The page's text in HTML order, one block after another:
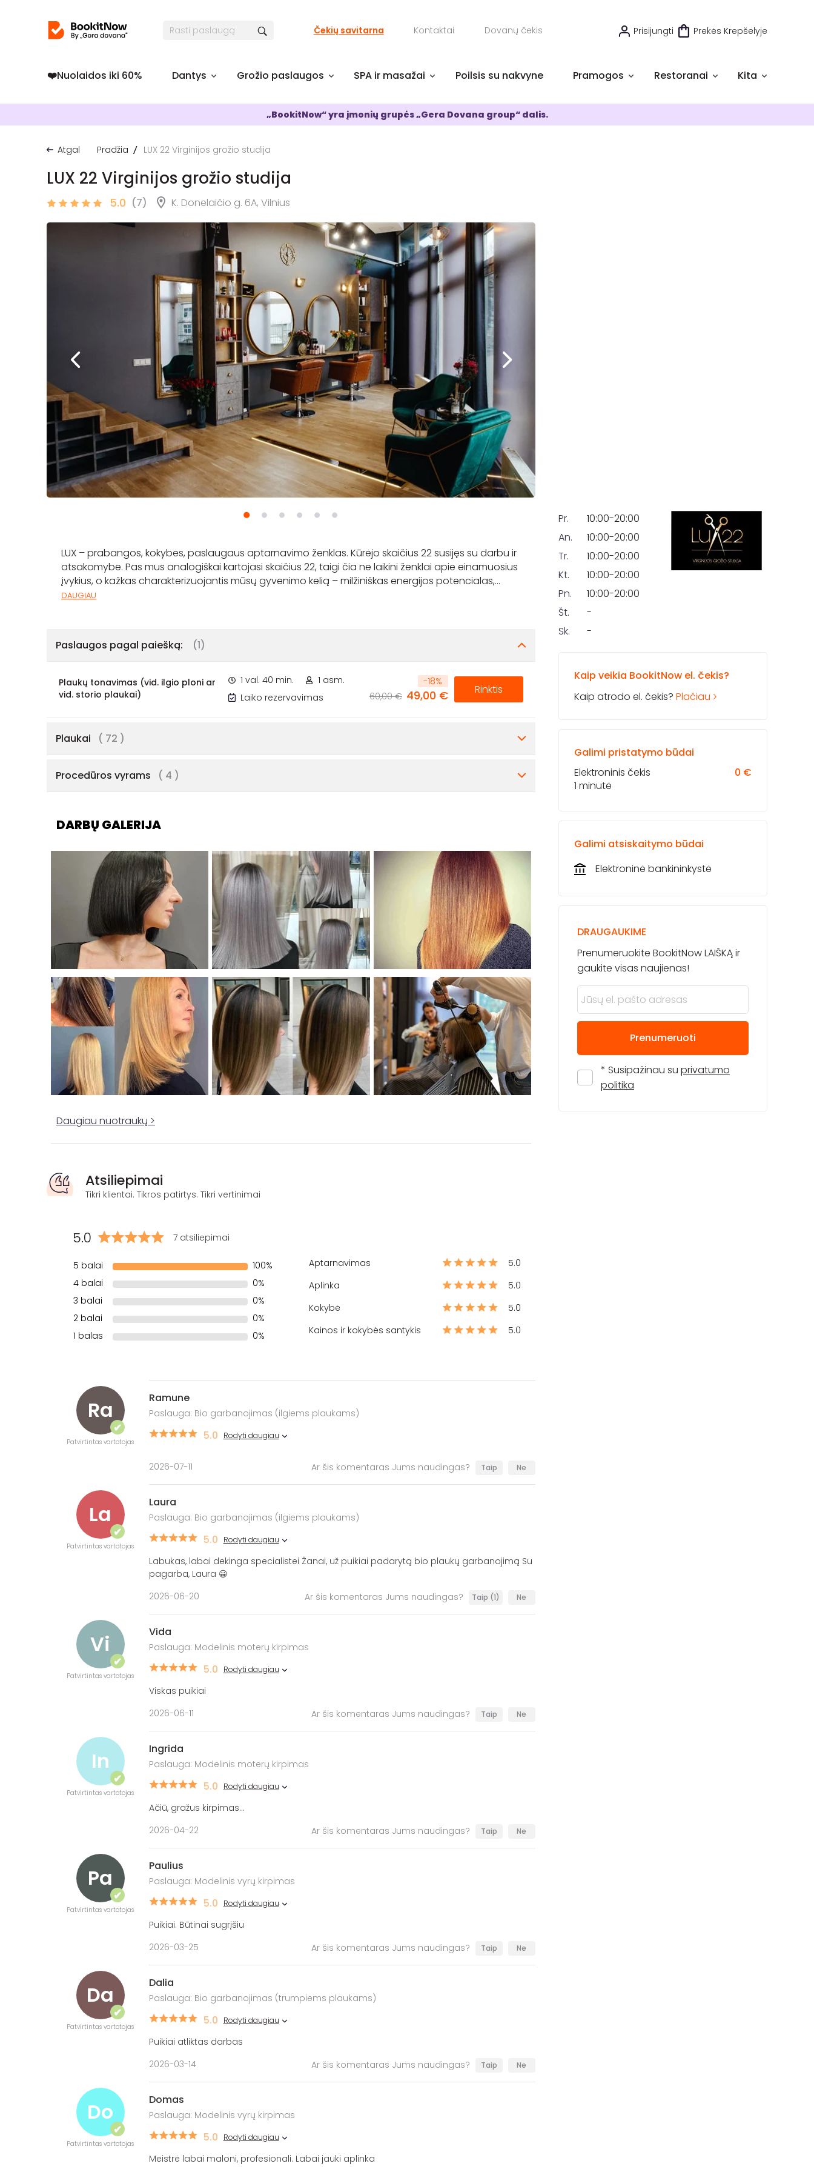
Čekių savitarna Kontaktai Dovanų čekis Prisijungti Prekės Krepšelyje
❤️️Nuolaidos iki 60% Dantys Grožio paslaugos SPA ir masažai Poilsis su nakvyne Pramogos Restoranai Kita
„BookitNow“ yra įmonių grupės „Gera Dovana group“ dalis.
Atgal Pradžia LUX 22 Virginijos grožio studija
LUX 22 Virginijos grožio studija
5.0 (7) K. Donelaičio g. 6A, Vilnius
LUX – prabangos, kokybės, paslaugaus aptarnavimo ženklas. Kūrėjo skaičius 22 susijęs su darbu ir
atsakomybe. Pas mus analogiškai kartojasi skaičius 22, taigi čia ne laikini ženklai apie einamuosius
įvykius, o kažkas charakterizuojantis mūsų gyvenimo kelią – milžiniškas energijos potencialas,...
DAUGIAU
Paslaugos pagal paiešką: (1)
Plaukų tonavimas (vid. ilgio ploni ar
vid. storio plaukai)
1 val. 40 min.
1 asm.
Laiko rezervavimas
-18%
60,00 € 49,00 € Rinktis
Plaukai ( 72 )
Procedūros vyrams ( 4 )
DARBŲ GALERIJA
Daugiau nuotraukų >
Atsiliepimai
Tikri klientai. Tikros patirtys. Tikri vertinimai
5.0 7 atsiliepimai
5 balai
100%
4 balai
0%
3 balai
0%
2 balai
0%
1 balas
0%
Aptarnavimas
5.0
Aplinka
5.0
Kokybė
5.0
Kainos ir kokybės santykis
5.0
Ra
✔
Patvirtintas vartotojas
Ramune
Paslauga: Bio garbanojimas (ilgiems plaukams)
5.0 Rodyti daugiau
2026-07-11 Ar šis komentaras Jums naudingas? Taip Ne
La
✔
Patvirtintas vartotojas
Laura
Paslauga: Bio garbanojimas (ilgiems plaukams)
5.0 Rodyti daugiau
Labukas, labai dekinga specialistei Žanai, už puikiai padarytą bio plaukų garbanojimą Su
pagarba, Laura 😀
2026-06-20
Ar šis komentaras Jums naudingas? Taip (1) Ne
Vi
✔
Patvirtintas vartotojas
Vida
Paslauga: Modelinis moterų kirpimas
5.0 Rodyti daugiau
Viskas puikiai
2026-06-11
Ar šis komentaras Jums naudingas? Taip Ne
In
✔
Patvirtintas vartotojas
Ingrida
Paslauga: Modelinis moterų kirpimas
5.0 Rodyti daugiau
Ačiū, gražus kirpimas...
2026-04-22
Ar šis komentaras Jums naudingas? Taip Ne
Pa
✔
Patvirtintas vartotojas
Paulius
Paslauga: Modelinis vyrų kirpimas
5.0 Rodyti daugiau
Puikiai. Būtinai sugrįšiu
2026-03-25
Ar šis komentaras Jums naudingas? Taip Ne
Da
✔
Patvirtintas vartotojas
Dalia
Paslauga: Bio garbanojimas (trumpiems plaukams)
5.0 Rodyti daugiau
Puikiai atliktas darbas
2026-03-14
Ar šis komentaras Jums naudingas? Taip Ne
Do
✔
Patvirtintas vartotojas
Domas
Paslauga: Modelinis vyrų kirpimas
5.0 Rodyti daugiau
Meistrė labai maloni, profesionali. Labai jauki aplinka
Pr.
10:00-20:00
An.
10:00-20:00
Tr.
10:00-20:00
Kt.
10:00-20:00
Pn.
10:00-20:00
Št.
-
Sk.
-
Kaip veikia BookitNow el. čekis?
Kaip atrodo el. čekis? Plačiau
Galimi pristatymo būdai
0 €
Elektroninis čekis
1 minutė
Galimi atsiskaitymo būdai
Elektroninė bankininkystė
DRAUGAUKIME
Prenumeruokite BookitNow LAIŠKĄ ir
gaukite visas naujienas!
Prenumeruoti
* Susipažinau su privatumo
politika